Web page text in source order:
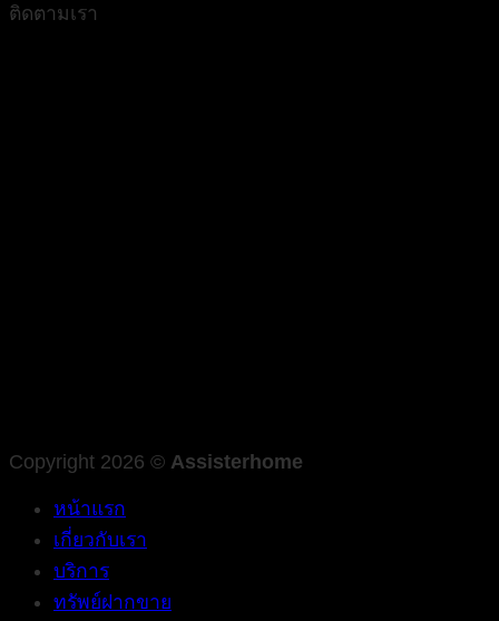
ติดตามเรา
Copyright 2026 © Assisterhome
หน้าแรก
เกี่ยวกับเรา
บริการ
ทรัพย์ฝากขาย